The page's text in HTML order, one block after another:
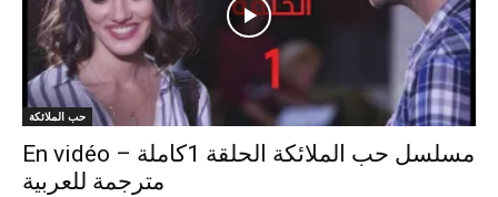
حب الملائكة
En vidéo – مسلسل حب الملائكة الحلقة 1كاملة
مترجمة للعربية